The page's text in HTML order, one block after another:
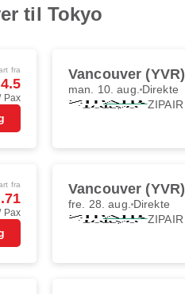
til Tokyo
fra
Pax
Vancouver (YVR)
man. 10. aug. Direkte
ZIPAIR
fra
Pax
Vancouver (YVR)
fre. 28. aug. Direkte
ZIPAIR